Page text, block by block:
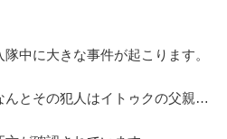
中に大きな事件が起こります。
んとその犯人はイトゥクの父親…